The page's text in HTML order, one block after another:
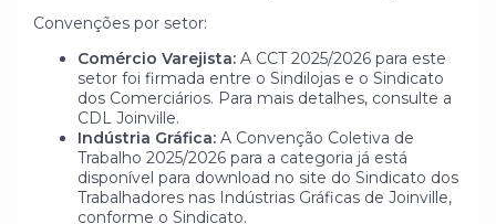
Convenções por setor:
Comércio Varejista:A CCT 2025/2026 para este
setor foi firmada entre o Sindilojas e o Sindicato
dos Comerciários. Para mais detalhes, consulte a
CDL Joinville.
Indústria Gráfica:A Convenção Coletiva de
Trabalho 2025/2026 para a categoria já está
disponível para download no site do Sindicato dos
Trabalhadores nas Indústrias Gráficas de Joinville,
conforme o Sindicato.